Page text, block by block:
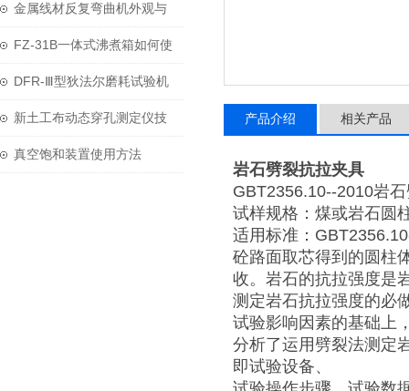
金属线材反复弯曲机外观与
结构
FZ-31B一体式沸煮箱如何使
用与维护？
DFR-Ⅲ型狄法尔磨耗试验机
技术参数
新土工布动态穿孔测定仪技
术参数
真空饱和装置使用方法
产品介绍 相关产品
岩石劈裂抗拉夹具
GBT2356.10--2010岩
试样规格：煤或岩石圆
适用标准：
砼路面取芯得到的圆柱
收。岩石的抗拉强度是
测定岩石抗拉强度的必
试验影响因素的基础上
分析了运用劈裂法测定
即试验设备、